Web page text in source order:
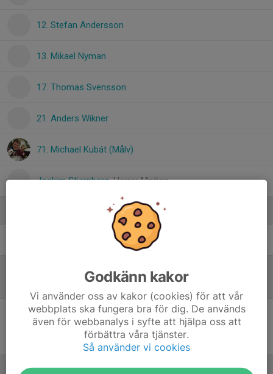
12. Stefan Andersson
13. Mikael Nyman
17. Thomas Svensson
21. Anders Wikner
71. Michael Kubát (Målv)
Joakim Stjernberg, Herrar Motion
Ledare
Inget referat skrivet
Godkänn kakor
Vi använder oss av kakor (cookies) för att vår
webbplats ska fungera bra för dig. De används
även för webbanalys i syfte att hjälpa oss att
förbättra våra tjänster.
Så använder vi cookies